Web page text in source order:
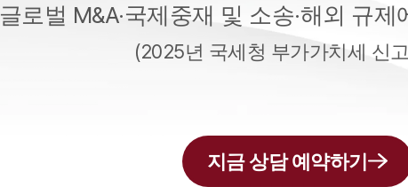
글로벌 M&A·국제중재 및 소송·해외 규
(2025년 국세청 부가가치세 신
지금 상담 예약하기